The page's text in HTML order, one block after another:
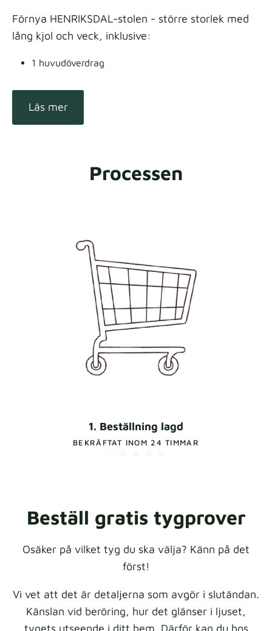
Förnya HENRIKSDAL-stolen - större storlek med
lång kjol och veck, inklusive:
1 huvudöverdrag
Läs mer
Processen
BEKRÄFTAT INOM 24 TIMMAR
1. Beställning lagd
Beställ gratis tygprover
Osäker på vilket tyg du ska välja? Känn på det
först!
Vi vet att det är detaljerna som avgör i slutändan.
Känslan vid beröring, hur det glänser i ljuset,
tygets utseende i ditt hem. Därför kan du hos